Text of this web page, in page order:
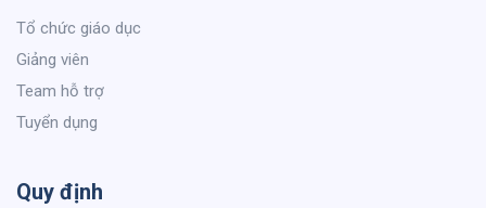
Tổ chức giáo dục
Giảng viên
Team hỗ trợ
Tuyển dụng
Quy định